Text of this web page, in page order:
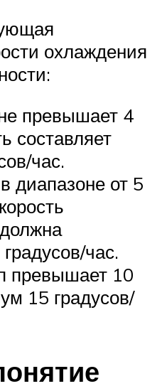
охлаждения
превышает 4
составляет
час.
диапазоне от 5
час.
превышает 10
15 градусов/